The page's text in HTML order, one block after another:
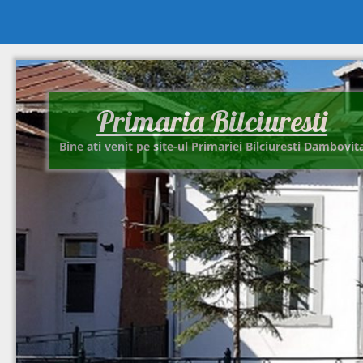
Primaria Bilciuresti
Bine ati venit pe site-ul Primariei Bilciuresti